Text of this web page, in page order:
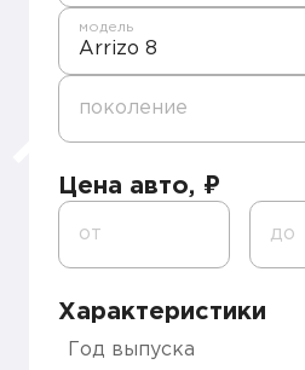
Arrizo 8
модель
поколение
Цена авто, ₽
от до
Характеристики
Год выпуска